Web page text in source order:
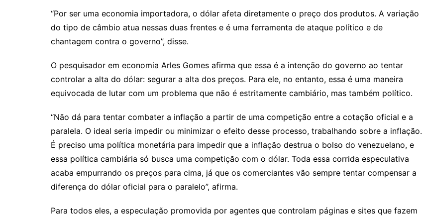
“Por ser uma economia importadora, o dólar afeta diretamente o preço dos produtos. A variação
do tipo de câmbio atua nessas duas frentes e é uma ferramenta de ataque político e de
chantagem contra o governo”, disse.
O pesquisador em economia Arles Gomes afirma que essa é a intenção do governo ao tentar
controlar a alta do dólar: segurar a alta dos preços. Para ele, no entanto, essa é uma maneira
equivocada de lutar com um problema que não é estritamente cambiário, mas também político.
“Não dá para tentar combater a inflação a partir de uma competição entre a cotação oficial e a
paralela. O ideal seria impedir ou minimizar o efeito desse processo, trabalhando sobre a inflação.
É preciso uma política monetária para impedir que a inflação destrua o bolso do venezuelano, e
essa política cambiária só busca uma competição com o dólar. Toda essa corrida especulativa
acaba empurrando os preços para cima, já que os comerciantes vão sempre tentar compensar a
diferença do dólar oficial para o paralelo”, afirma.
Para todos eles, a especulação promovida por agentes que controlam páginas e sites que fazem